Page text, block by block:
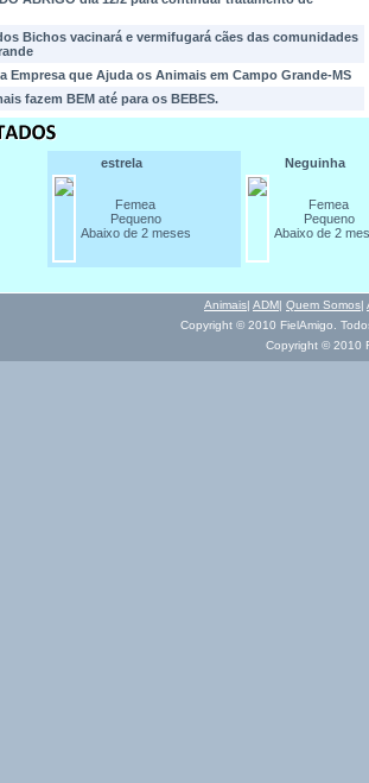
Bichos vacinará e vermifugará cães das comunidades
Empresa que Ajuda os Animais em Campo Grande-MS
fazem BEM até para os BEBES.
estrela
Femea
Pequeno
Abaixo de 2 meses
Neguinha
Femea
Pequeno
Abaixo de 2
Animais| ADM| Quem Somos|
Copyright © 2010 FielAmigo.
Copyright © 2010